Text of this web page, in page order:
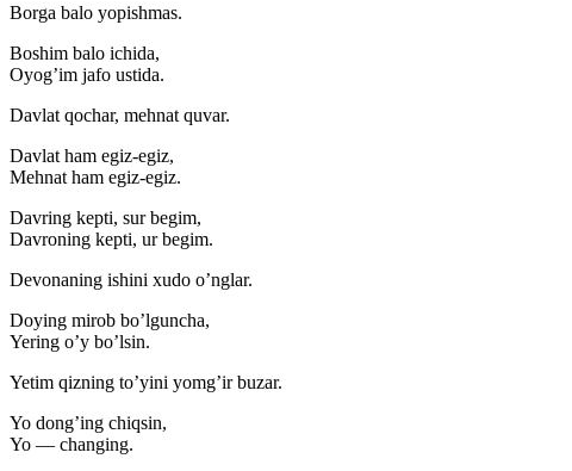
Borga balo yopishmas.
Boshim balo ichida,
Oyog’im jafo ustida.
Davlat qochar, mehnat quvar.
Davlat ham egiz-egiz,
Mehnat ham egiz-egiz.
Davring kepti, sur begim,
Davroning kepti, ur begim.
Devonaning ishini xudo o’nglar.
Doying mirob bo’lguncha,
Yering o’y bo’lsin.
Yetim qizning to’yini yomg’ir buzar.
Yo dong’ing chiqsin,
Yo — changing.